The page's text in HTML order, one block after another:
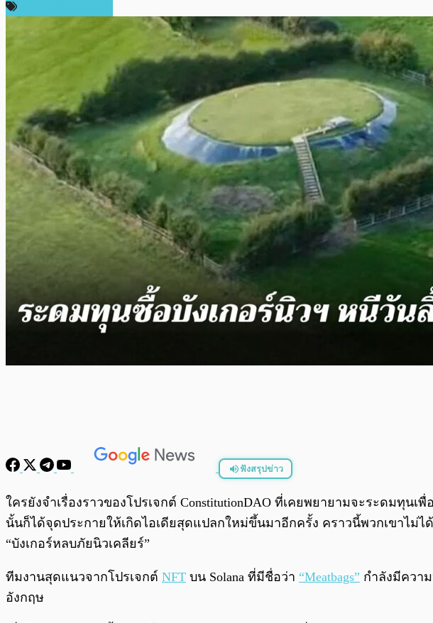
ฟังสรุปข่าว
พร้อมเล่น
ใครยังจำเรื่องราวของโปรเจกต์ ConstitutionDAO ที่เคยพยายามจะระดมทุ
นั้นก็ได้จุดประกายให้เกิดไอเดียสุดแปลกใหม่ขึ้นมาอีกครั้ง คราวนี้พวกเขาไม่
“บังเกอร์หลบภัยนิวเคลียร์”
ทีมงานสุดแนวจากโปรเจกต์ NFT บน Solana ที่มีชื่อว่า “Meatbags” กำลังมีควา
อังกฤษ